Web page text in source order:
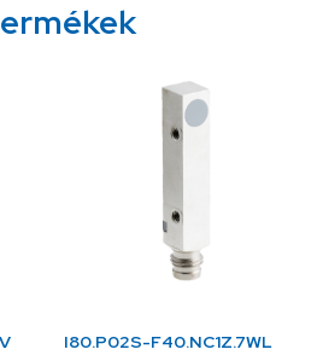
I80.P02S-F40.NC1Z.7WL